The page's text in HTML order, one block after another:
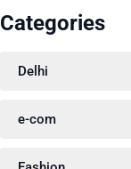
Categories
Delhi
e-com